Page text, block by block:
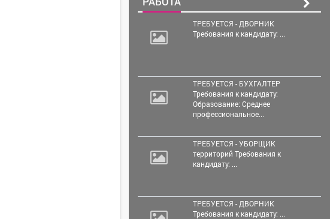
ТРЕБУЕТСЯ - ДВОРНИК
Требования к кандидату: ...
ТРЕБУЕТСЯ - БУХГАЛТЕР
Требования к кандидату:
Образование: Среднее
профессиональное...
ТРЕБУЕТСЯ - УБОРЩИК
территорий Требования к
кандидату: ...
ТРЕБУЕТСЯ - ДВОРНИК
Требования к кандидату: ...